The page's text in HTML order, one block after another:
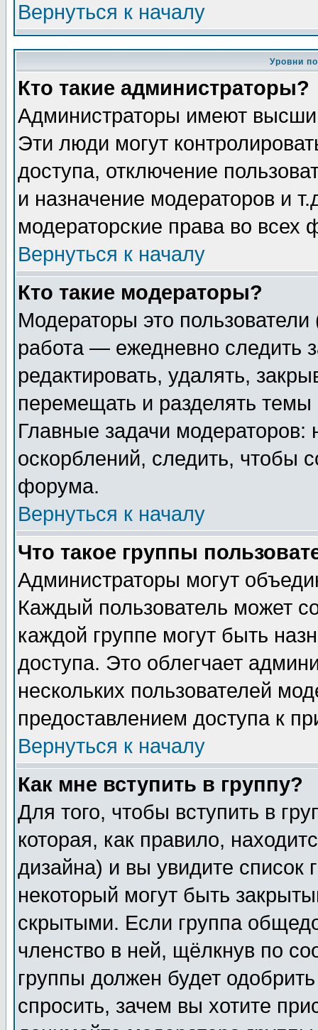
Вернуться к началу
Уровни
Кто такие администраторы?
Администраторы имеют
Эти люди могут
доступа, отключение
и назначение модераторов и
модераторские права во всех
Вернуться к началу
Кто такие модераторы?
Модераторы это
работа — ежедневно следить
редактировать, удалять,
перемещать и разделять
Главные задачи
оскорблений, следить, чтобы
форума.
Вернуться к началу
Что такое группы
Администраторы могут
Каждый пользователь может
каждой группе могут быть
доступа. Это облегчает
нескольких пользователей
предоставлением доступа к
Вернуться к началу
Как мне вступить в группу?
Для того, чтобы вступить в
которая, как правило,
дизайна) и вы увидите список
некоторый могут быть
скрытыми. Если группа
членство в ней, щёлкнув по
группы должен будет
спросить, зачем вы хотите